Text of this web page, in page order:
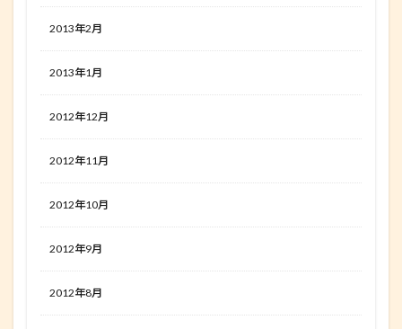
2013年2月
2013年1月
2012年12月
2012年11月
2012年10月
2012年9月
2012年8月